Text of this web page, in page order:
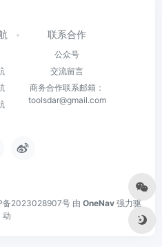
联系合作
公众号
交流留言
商务合作联系邮箱：
toolsdar@gmail.com
备2023028907号 由 OneNav 强力驱
动